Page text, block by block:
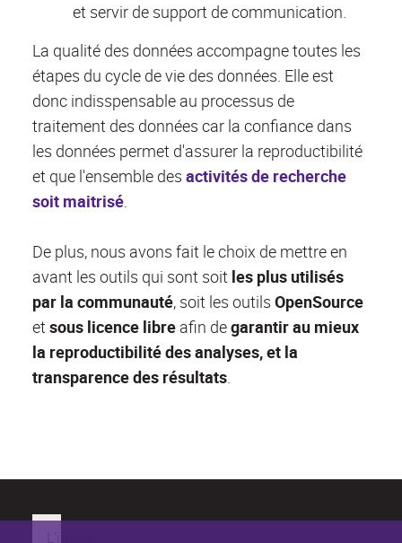
et servir de support de communication.
La qualité des données accompagne toutes les
étapes du cycle de vie des données. Elle est
donc indisspensable au processus de
traitement des données car la confiance dans
les données permet d'assurer la reproductibilité
et que l'ensemble des activités de recherche
soit maitrisé
De plus, nous avons fait le choix de mettre en
avant les outils qui sont soit les plus utilisés
par la communauté, soit les outils OpenSource
et sous licence libre afin degarantir au mieux
la reproductibilité des analyses, et la
transparence des résultats